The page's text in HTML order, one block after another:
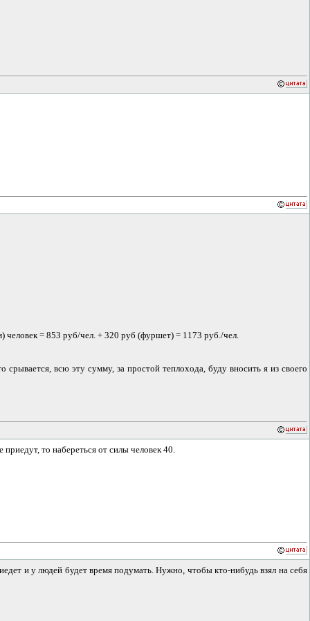
= 853 руб/чел. + 320 руб (фуршет) = 1173 руб./чел.
срывается, всю эту сумму, за простой теплохода, буду вносить я из своего
то набереться от силы человек 40.
и у людей будет время подумать. Нужно, чтобы кто-нибудь взял на себя